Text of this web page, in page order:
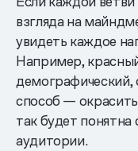
взгляда на
увидеть каждое
Например,
способ —
так будет понятна
аудитории.